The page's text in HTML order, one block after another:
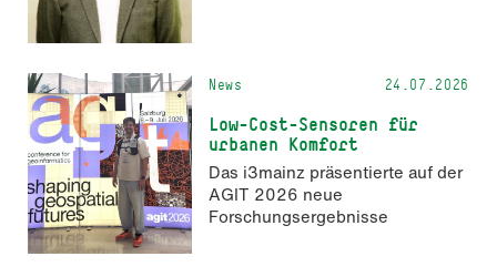
News 24.07.2026
Low-Cost-Sensoren für
urbanen Komfort
Das i3mainz präsentierte auf der
AGIT 2026 neue
Forschungsergebnisse